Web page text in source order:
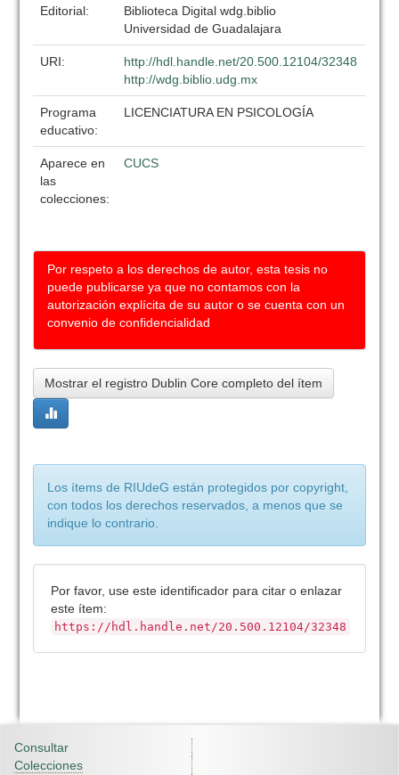
Editorial:
Biblioteca Digital wdg.biblio
Universidad de Guadalajara
URI:
http://hdl.handle.net/20.500.12104/32348
http://wdg.biblio.udg.mx
Programa
educativo:
LICENCIATURA EN PSICOLOGÍA
Aparece en
las
colecciones:
CUCS
Por respeto a los derechos de autor, esta tesis no
puede publicarse ya que no contamos con la
autorización explícita de su autor o se cuenta con un
convenio de confidencialidad
Mostrar el registro Dublin Core completo del ítem
Los ítems de RIUdeG están protegidos por copyright,
con todos los derechos reservados, a menos que se
indique lo contrario.
Por favor, use este identificador para citar o enlazar
este ítem:
https://hdl.handle.net/20.500.12104/32348
Consultar
Colecciones